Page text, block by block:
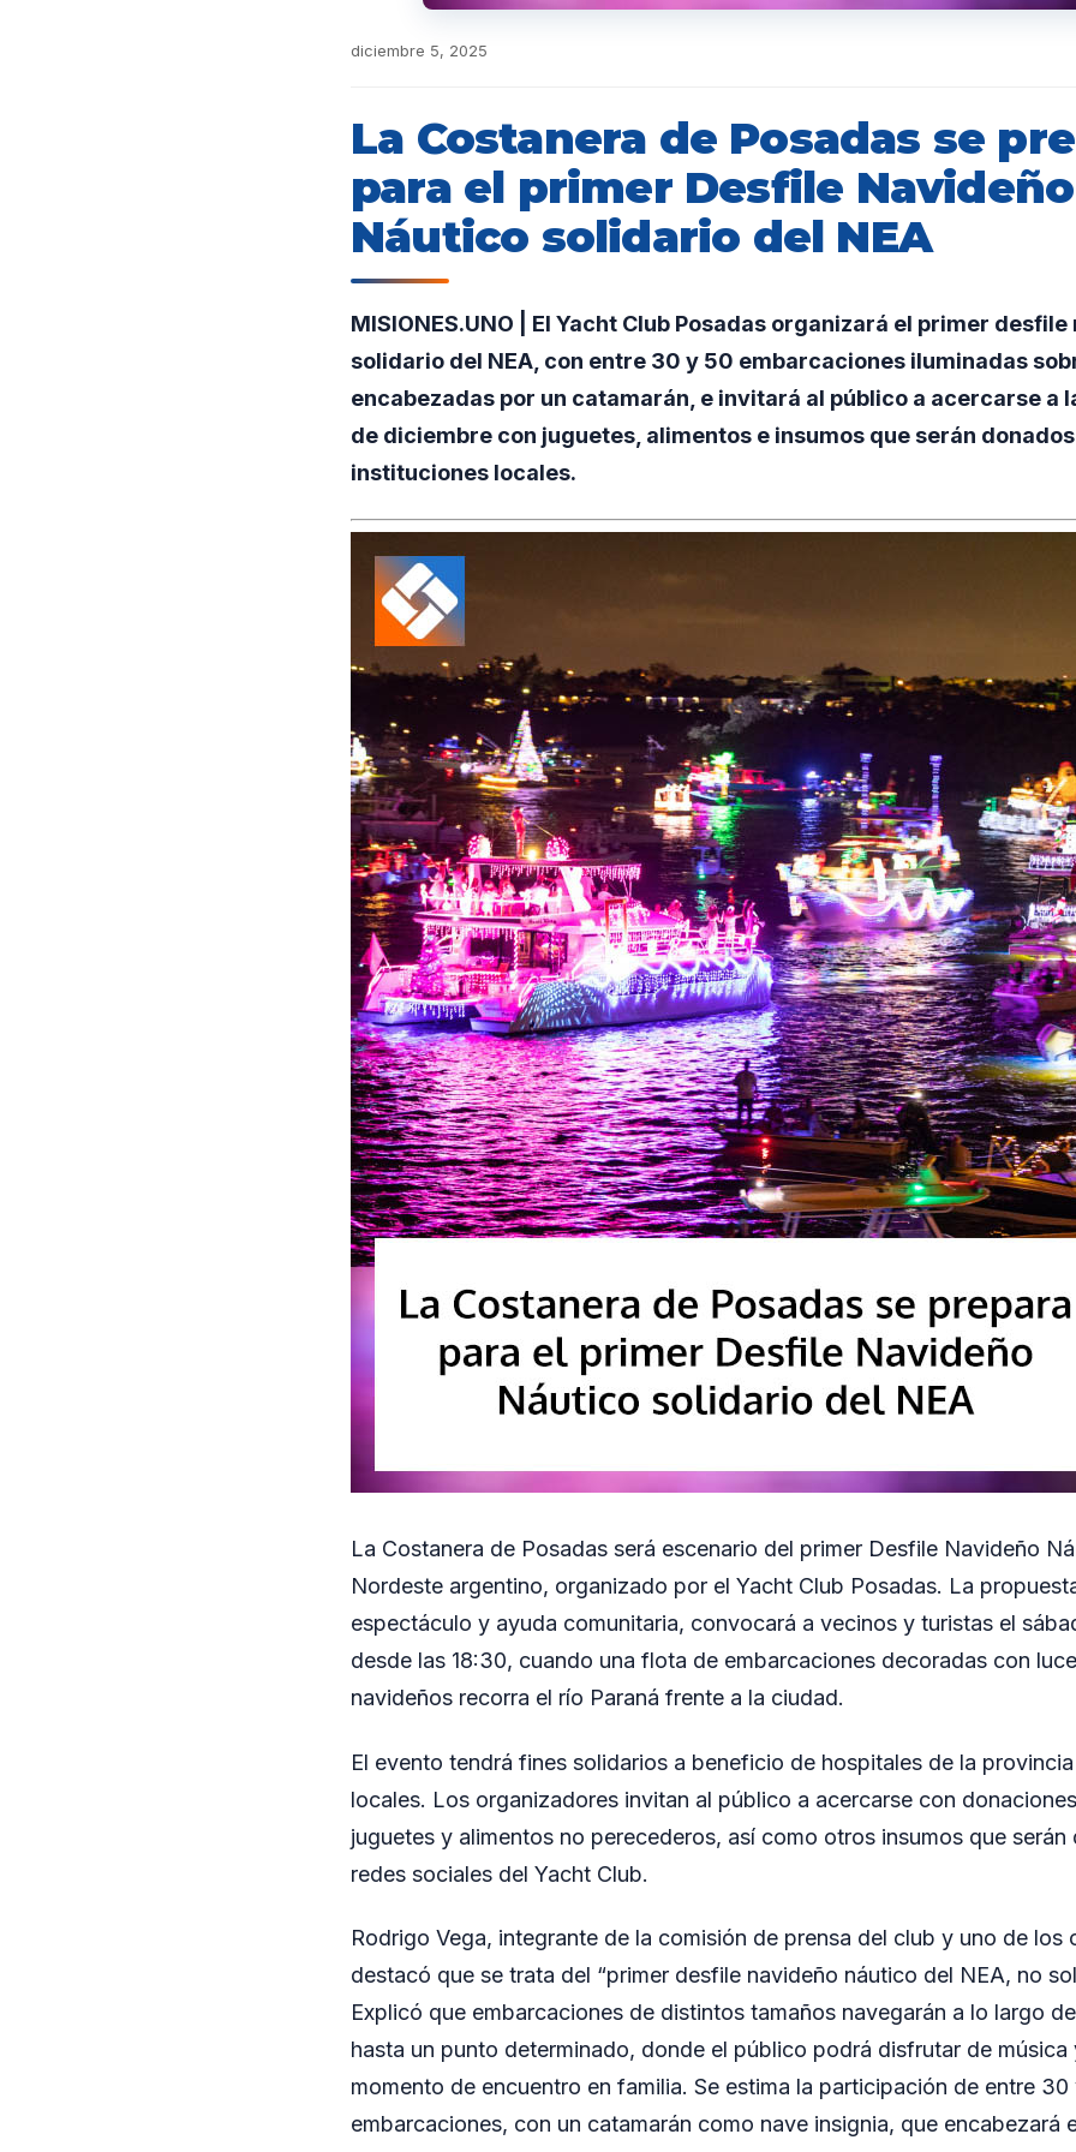
diciembre 5, 2025
La Costanera de Posadas se
para el primer Desfile Navideño
Náutico solidario del NEA
MISIONES.UNO | El Yacht Club Posadas organizará el primer
solidario del NEA, con entre 30 y 50 embarcaciones iluminadas
encabezadas por un catamarán, e invitará al público a acercarse a
de diciembre con juguetes, alimentos e insumos que serán
instituciones locales.
La Costanera de Posadas será escenario del primer Desfile Navideño
Nordeste argentino, organizado por el Yacht Club Posadas. La
espectáculo y ayuda comunitaria, convocará a vecinos y turistas el
desde las 18:30, cuando una flota de embarcaciones decoradas con
navideños recorra el río Paraná frente a la ciudad.
El evento tendrá fines solidarios a beneficio de hospitales de la
locales. Los organizadores invitan al público a acercarse con
juguetes y alimentos no perecederos, así como otros insumos que serán
redes sociales del Yacht Club.
Rodrigo Vega, integrante de la comisión de prensa del club y uno de los
destacó que se trata del “primer desfile navideño náutico del NEA, no
Explicó que embarcaciones de distintos tamaños navegarán a lo largo
hasta un punto determinado, donde el público podrá disfrutar de música
momento de encuentro en familia. Se estima la participación de entre 30
embarcaciones, con un catamarán como nave insignia, que encabezará